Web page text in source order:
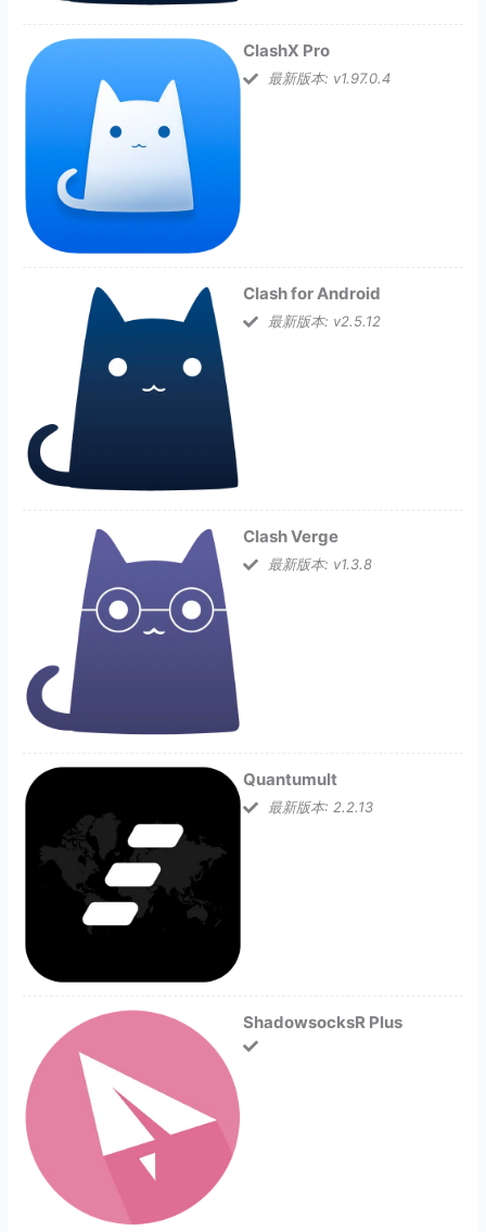
ClashX Pro
最新版本: v1.97.0.4
Clash for Android
最新版本: v2.5.12
Clash Verge
最新版本: v1.3.8
Quantumult
最新版本: 2.2.13
ShadowsocksR Plus